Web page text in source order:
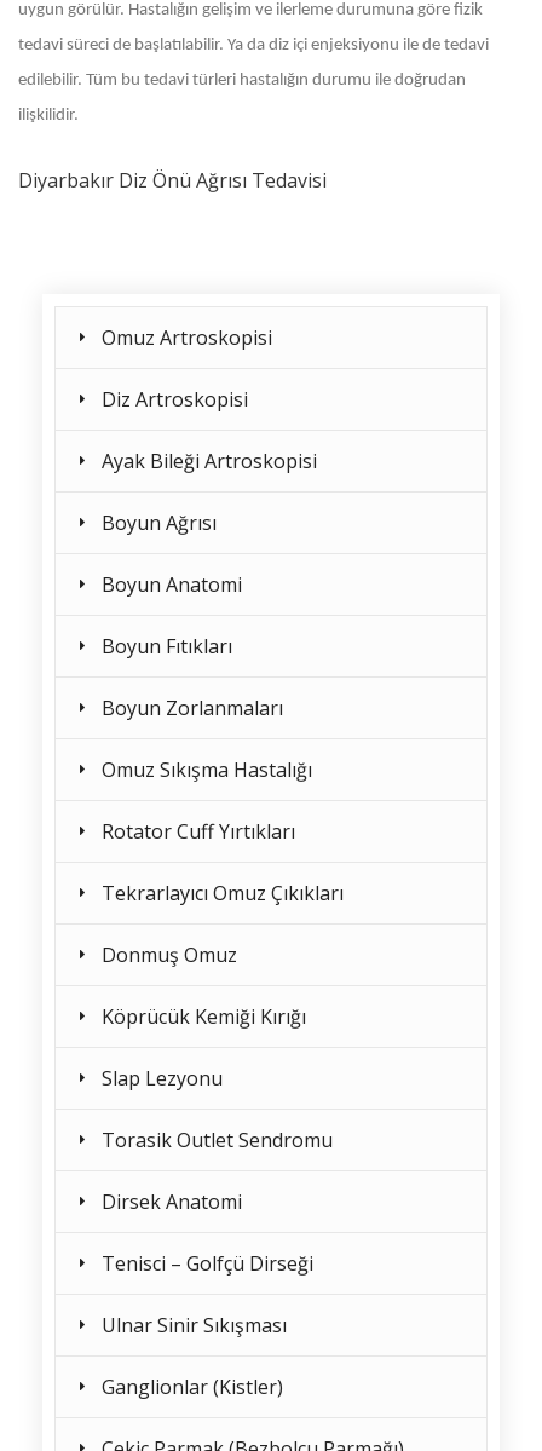
uygun görülür. Hastalığın gelişim ve ilerleme durumuna göre fizik
tedavi süreci de başlatılabilir. Ya da diz içi enjeksiyonu ile de tedavi
edilebilir. Tüm bu tedavi türleri hastalığın durumu ile doğrudan
ilişkilidir.
Diyarbakır Diz Önü Ağrısı Tedavisi
Omuz Artroskopisi
Diz Artroskopisi
Ayak Bileği Artroskopisi
Boyun Ağrısı
Boyun Anatomi
Boyun Fıtıkları
Boyun Zorlanmaları
Omuz Sıkışma Hastalığı
Rotator Cuff Yırtıkları
Tekrarlayıcı Omuz Çıkıkları
Donmuş Omuz
Köprücük Kemiği Kırığı
Slap Lezyonu
Torasik Outlet Sendromu
Dirsek Anatomi
Tenisci – Golfçü Dirseği
Ulnar Sinir Sıkışması
Ganglionlar (Kistler)